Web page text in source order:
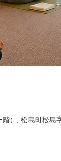
）, 松島町松島